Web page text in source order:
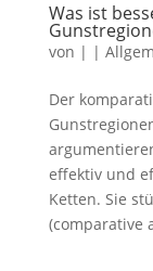
Was ist
von | |
Der
effektiv und
Ketten. Sie
(comparative